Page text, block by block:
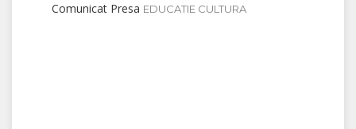
Comunicat Presa EDUCATIE CULTURA